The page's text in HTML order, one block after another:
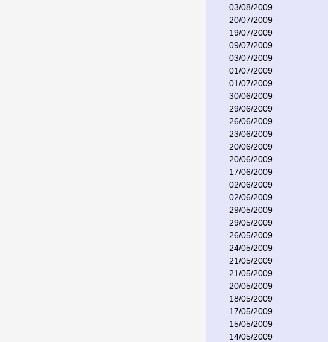
03/08/2009
20/07/2009
19/07/2009
09/07/2009
03/07/2009
01/07/2009
01/07/2009
30/06/2009
29/06/2009
26/06/2009
23/06/2009
20/06/2009
20/06/2009
17/06/2009
02/06/2009
02/06/2009
29/05/2009
29/05/2009
26/05/2009
24/05/2009
21/05/2009
21/05/2009
20/05/2009
18/05/2009
17/05/2009
15/05/2009
14/05/2009